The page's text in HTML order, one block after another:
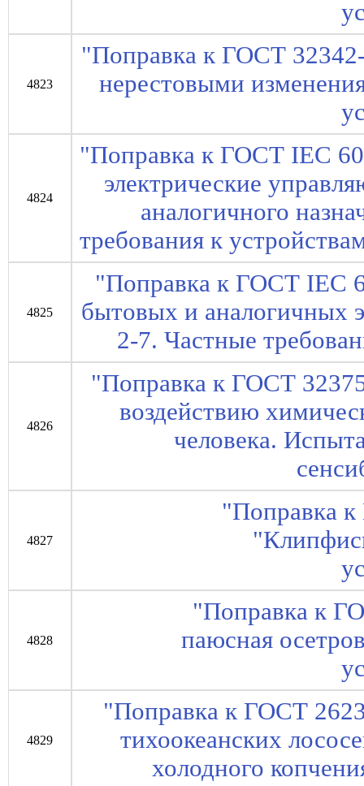
4823
"Поправка к ГОСТ
нерестовыми
4824
"Поправка к ГОСТ IEC
электрические
аналогичного
требования к
4825
"Поправка к ГОСТ IEC
бытовых и аналогичных
2-7. Частные
4826
"Поправка к ГОСТ
воздействию
человека.
4827
"Поправка
4828
"Поправка к
паюсная
4829
"Поправка к ГОСТ
тихоокеанских
холодного